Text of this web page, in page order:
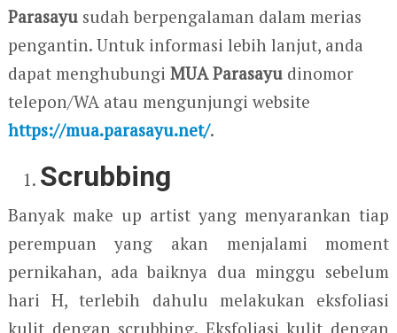
Parasayusudah berpengalaman dalam merias
pengantin. Untuk informasi lebih lanjut, anda
dapat menghubungi MUA Parasayudinomor
telepon/WA atau mengunjungi website
https://mua.parasayu.net/.
Scrubbing
Banyak make up artist yang menyarankan tiap
perempuan yang akan menjalami moment
pernikahan, ada baiknya dua minggu sebelum
hari H, terlebih dahulu melakukan eksfoliasi
kulit dengan scrubbing. Eksfoliasi kulit dengan